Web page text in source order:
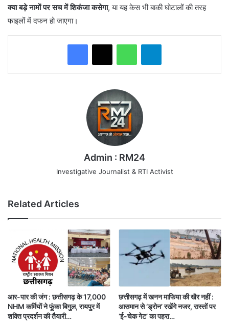
क्या बड़े नामों पर सच में शिकंजा कसेगा, या यह केस भी बाकी घोटालों की तरह
फाइलों में दफन हो जाएगा।
WhatsAppTelegram
Admin : RM24
Investigative Journalist & RTI Activist
Related Articles
आर-पार की जंग : छत्तीसगढ़ के 17,000
NHM कर्मियों ने फूंका बिगुल, रायपुर में
शक्ति प्रदर्शन की तैयारी…
छत्तीसगढ़ में खनन माफिया की खैर नहीं :
आसमान से ‘ड्रोन’ रखेंगे नजर, रास्तों पर
‘ई-चेक गेट’ का पहरा…